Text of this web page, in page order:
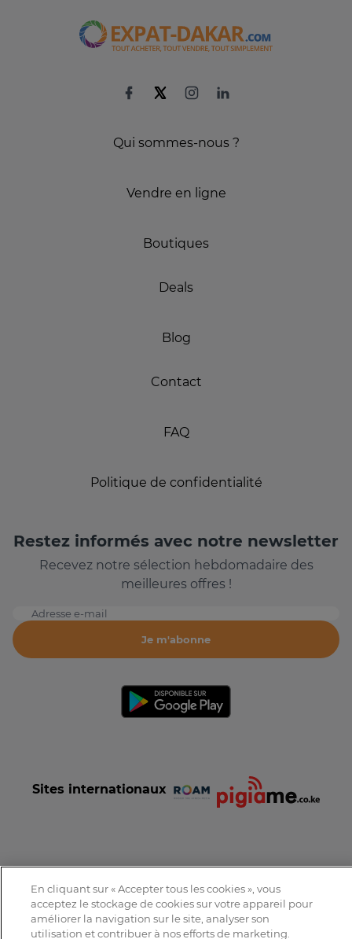
Qui sommes-nous ?
Vendre en ligne
Boutiques
Deals
Blog
Contact
FAQ
Politique de confidentialité
Restez informés avec notre newsletter
Recevez notre sélection hebdomadaire des
meilleures offres !
Adresse e-mail
Je m'abonne
Sites internationaux
Conditions et Charte d'utilisation Politique de confidentialité
Tous droits réservés © 2016-2026 Expat-Dakar
En cliquant sur « Accepter tous les cookies », vous
acceptez le stockage de cookies sur votre appareil pour
améliorer la navigation sur le site, analyser son
utilisation et contribuer à nos efforts de marketing.